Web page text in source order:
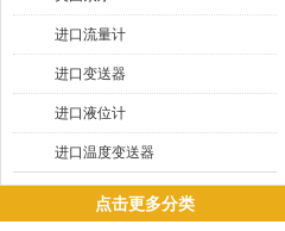
进口流量计
进口变送器
进口液位计
进口温度变送器
点击更多分类